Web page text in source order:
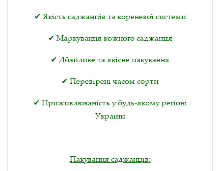
✔ Якість саджанців та кореневої системи
✔ Маркування кожного саджанця
✔ Дбайливе та якісне пакування
✔ Перевірені часом сорти
✔ Приживлюваність у будь-якому регіоні
України
Пакування саджанців: